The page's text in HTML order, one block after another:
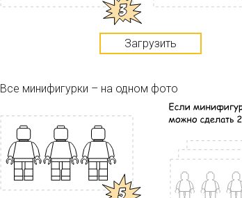
Загрузить
Все минифигурки – на одном фото